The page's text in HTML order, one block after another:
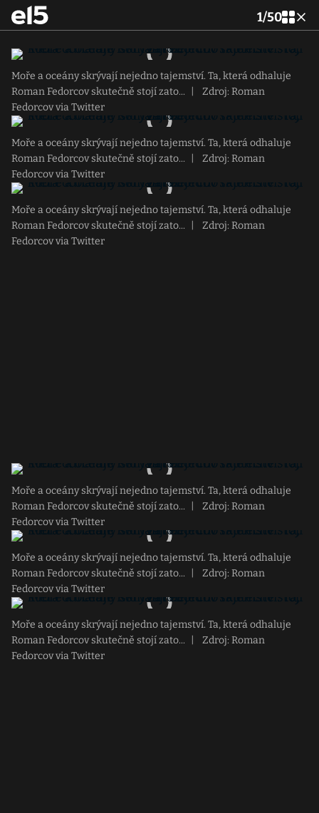
1/50
Moře a oceány skrývají nejedno tajemství. Ta, která odhaluje
Roman Fedorcov skutečně stojí zato...
Zdroj: Roman
Fedorcov via Twitter
Moře a oceány skrývají nejedno tajemství. Ta, která odhaluje
Roman Fedorcov skutečně stojí zato...
Zdroj: Roman
Fedorcov via Twitter
Moře a oceány skrývají nejedno tajemství. Ta, která odhaluje
Roman Fedorcov skutečně stojí zato...
Zdroj: Roman
Fedorcov via Twitter
Moře a oceány skrývají nejedno tajemství. Ta, která odhaluje
Roman Fedorcov skutečně stojí zato...
Zdroj: Roman
Fedorcov via Twitter
Moře a oceány skrývají nejedno tajemství. Ta, která odhaluje
Roman Fedorcov skutečně stojí zato...
Zdroj: Roman
Fedorcov via Twitter
Moře a oceány skrývají nejedno tajemství. Ta, která odhaluje
Roman Fedorcov skutečně stojí zato...
Zdroj: Roman
Fedorcov via Twitter